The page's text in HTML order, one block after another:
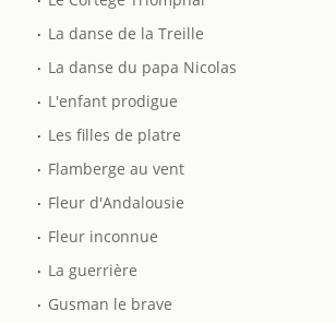
. La danse de la Treille
. La danse du papa Nicolas
. L'enfant prodigue
. Les filles de platre
. Flamberge au vent
. Fleur d'Andalousie
. Fleur inconnue
. La guerrière
. Gusman le brave